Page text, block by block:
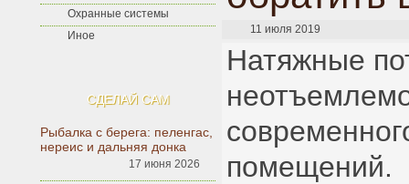
Охранные системы
Иное
СДЕЛАЙ САМ
Рыбалка с берега: пеленгас,
нереис и дальняя донка
17 июня 2026
11 июля 2019
Натяжные
помещений.